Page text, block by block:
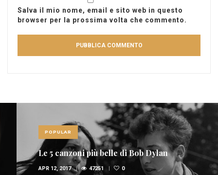
Salva il mio nome, email e sito web in questo
browser per la prossima volta che commento.
POPULAR
Le 5 canzoni più belle di Bob Dylan
APR 12, 2017 47251